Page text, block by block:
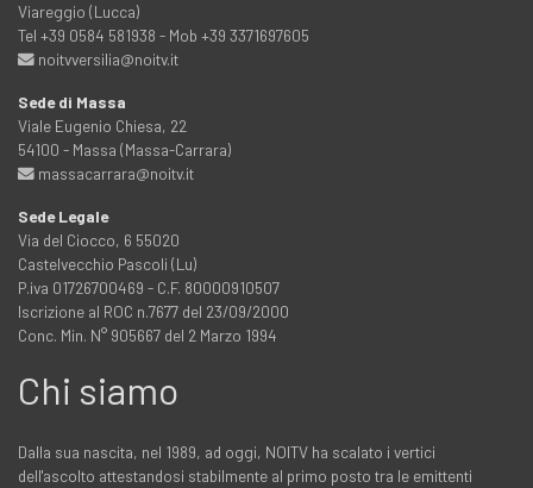
Viareggio (Lucca)
Tel +39 0584 581938 - Mob +39 3371697605
noitvversilia@noitv.it
Sede di Massa
Viale Eugenio Chiesa, 22
54100 - Massa (Massa-Carrara)
massacarrara@noitv.it
Sede Legale
Via del Ciocco, 6 55020
Castelvecchio Pascoli (Lu)
P.iva 01726700469 - C.F. 80000910507
Iscrizione al ROC n.7677 del 23/09/2000
Conc. Min. N° 905667 del 2 Marzo 1994
Chi siamo
Dalla sua nascita, nel 1989, ad oggi, NOITV ha scalato i vertici
dell'ascolto attestandosi stabilmente al primo posto tra le emittenti